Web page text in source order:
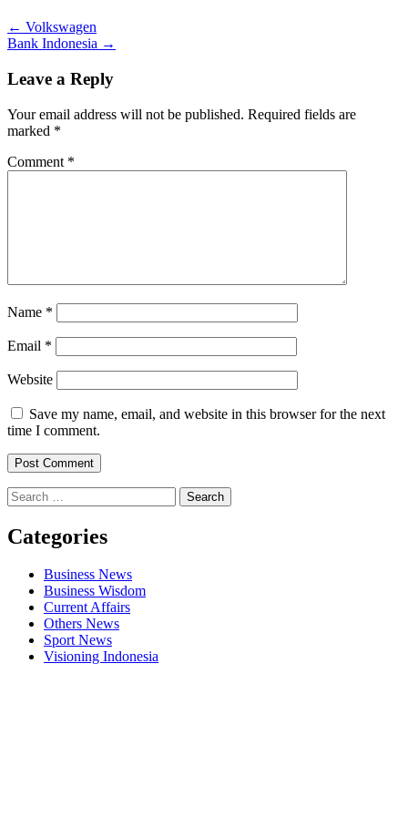
Post
navigation
← Volkswagen
Bank Indonesia →
Leave a Reply
Your email address will not be published. Required fields are
marked *
Comment *
Name *
Email *
Website
Save my name, email, and website in this browser for the next
time I comment.
Search
for:
Categories
Business News
Business Wisdom
Current Affairs
Others News
Sport News
Visioning Indonesia